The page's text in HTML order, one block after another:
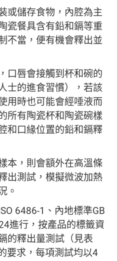
或儲存食物，內腔為主
瓷餐具含有鉛和鎘等重
不當，便有機會釋出並
口唇會接觸到杯和碗的
士的進食習慣），若該
用時也可能會經唾液而
所有陶瓷杯和陶瓷碗樣
和口緣位置的鉛和鎘釋
本，則會額外在高溫條
出測試，模擬微波加熱
。
6486-1、內地標準GB
進行，按產品的標籤資
的釋出量測試（見表
要求，每項測試均以4